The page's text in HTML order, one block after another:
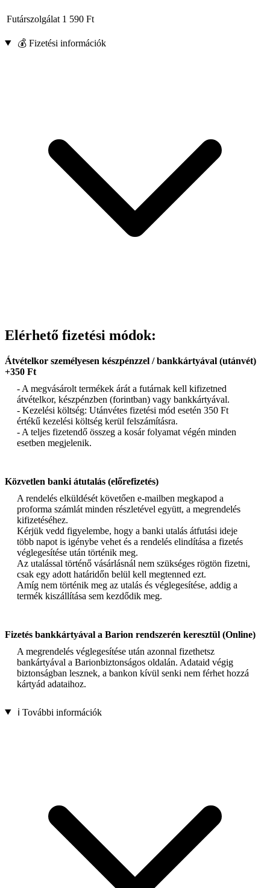
Futárszolgálat 1 590 Ft
💰 Fizetési információk
Elérhető fizetési módok:
Átvételkor személyesen készpénzzel / bankkártyával (utánvét)
+350 Ft
- A megvásárolt termékek árát a futárnak kell kifizetned
átvételkor, készpénzben (forintban) vagy bankkártyával.
- Kezelési költség: Utánvétes fizetési mód esetén 350 Ft
értékű kezelési költség kerül felszámításra.
- A teljes fizetendő összeg a kosár folyamat végén minden
esetben megjelenik.
Közvetlen banki átutalás (előrefizetés)
A rendelés elküldését követően e-mailben megkapod a
proforma számlát minden részletével együtt, a megrendelés
kifizetéséhez.
Kérjük vedd figyelembe, hogy a banki utalás átfutási ideje
több napot is igénybe vehet és a rendelés elindítása a fizetés
véglegesítése után történik meg.
Az utalással történő vásárlásnál nem szükséges rögtön fizetni,
csak egy adott határidőn belül kell megtenned ezt.
Amíg nem történik meg az utalás és véglegesítése, addig a
termék kiszállítása sem kezdődik meg.
Fizetés bankkártyával a Barion rendszerén keresztül (Online)
A megrendelés véglegesítése után azonnal fizethetsz
bankártyával a Barionbiztonságos oldalán. Adataid végig
biztonságban lesznek, a bankon kívül senki nem férhet hozzá
kártyád adataihoz.
ℹ️ További információk